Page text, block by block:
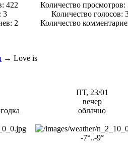
422
3
2
Количество просмотров:
Количество голосов:
Количество
→ Love is
ПТ, 23/01
вечер
облачно
-7°..-9°